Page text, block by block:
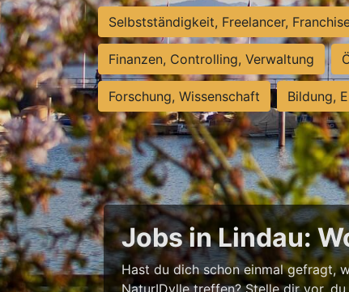
Selbstständigkeit, Freelancer,
Finanzen, Controlling, Verwaltung
Forschung, Wissenschaft Bildung,
Jobs in Lindau:
Hast du dich schon einmal gefragt,